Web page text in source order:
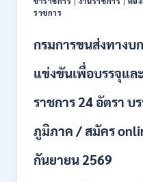
กอง
อัตรา
ปวส.
ป.ตรี
สาขา
เงิน
ราชการ
กรมการขนส่งทางบ
แข่งขันเพื่อบรรจุแล
ราชการ 24 อัตรา บ
ภูมิภาค / สมัคร
กันยายน 2569